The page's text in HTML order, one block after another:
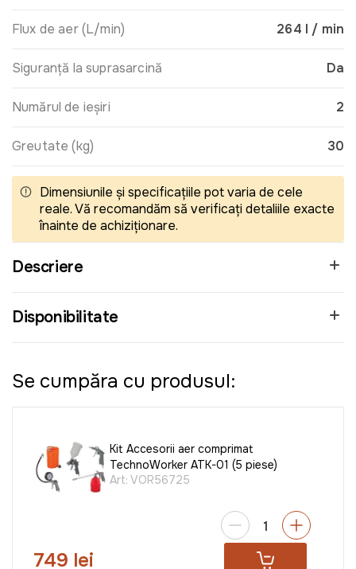
Flux de aer (L/min) 264 l / min
Siguranță la suprasarcină Da
Numărul de ieșiri 2
Greutate (kg) 30
Dimensiunile și specificațiile pot varia de cele
reale. Vă recomandăm să verificați detaliile exacte
înainte de achiziționare.
Descriere
Disponibilitate
Se cumpăra cu produsul:
Kit Accesorii aer comprimat
TechnoWorker ATK-01 (5 piese)
Art: VOR56725
749 lei